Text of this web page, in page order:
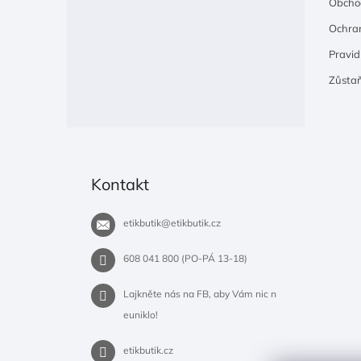
Kontakt
etikbutik@etikbutik.cz
608 041 800 (PO-PÁ 13-18)
Lajkněte nás na FB, aby Vám nic n
euniklo!
etikbutik.cz